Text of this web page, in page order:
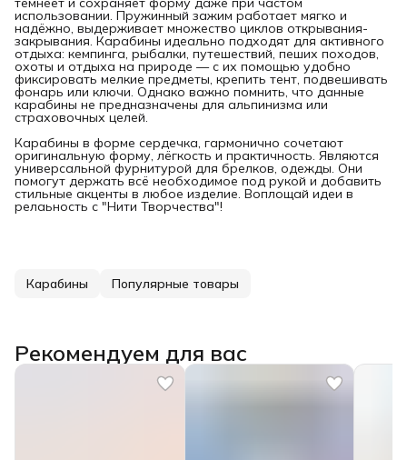
использовании. Пружинный зажим работает мягко и
надёжно, выдерживает множество циклов открывания-
закрывания. Карабины идеально подходят для активного
отдыха: кемпинга, рыбалки, путешествий, пеших походов,
охоты и отдыха на природе — с их помощью удобно
фиксировать мелкие предметы, крепить тент, подвешивать
фонарь или ключи. Однако важно помнить, что данные
карабины не предназначены для альпинизма или
страховочных целей.
Карабины в форме сердечка, гармонично сочетают
оригинальную форму, лёгкость и практичность. Являются
универсальной фурнитурой для брелков, одежды. Они
помогут держать всё необходимое под рукой и добавить
стильные акценты в любое изделие. Воплощай идеи в
релаьность с "Нити Творчества"!
Карабины Популярные товары
Рекомендуем для вас